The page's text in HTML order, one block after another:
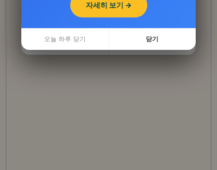
자세히 보기 →
오늘 하루 닫기 닫기
자세히 보기 →
오늘 하루 닫기 닫기